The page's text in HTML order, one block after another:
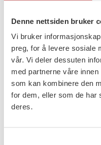
Denne nettsiden bruker
Vi bruker
preg, for å levere sosiale
vår. Vi deler dessuten
med partnerne våre
som kan kombinere den
for dem, eller som de har
deres.
yrkesstoltheten til FOs
Formålet med
helse- og
verdsettes av mange,
– Dette er ikke nytt for
ofte denne